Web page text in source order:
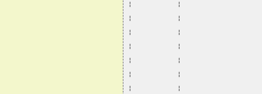
¦           ¦
¦           ¦
¦           ¦
¦           ¦
¦           ¦
¦           ¦
¦           ¦